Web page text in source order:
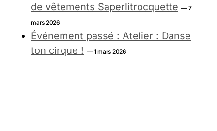
de vêtements Saperlitrocquette — 7
mars 2026
Événement passé : Atelier : Danse
ton cirque ! — 1 mars 2026